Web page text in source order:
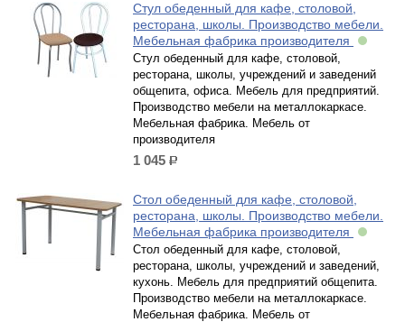
Стул обеденный для кафе, столовой,
ресторана, школы. Производство мебели.
Мебельная фабрика производителя
Стул обеденный для кафе, столовой,
ресторана, школы, учреждений и заведений
общепита, офиса. Мебель для предприятий.
Производство мебели на металлокаркасе.
Мебельная фабрика. Мебель от
производителя
1 045 р.
Стол обеденный для кафе, столовой,
ресторана, школы. Производство мебели.
Мебельная фабрика производителя
Стол обеденный для кафе, столовой,
ресторана, школы, учреждений и заведений,
кухонь. Мебель для предприятий общепита.
Производство мебели на металлокаркасе.
Мебельная фабрика. Мебель от